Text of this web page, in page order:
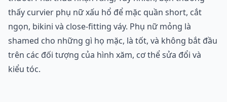
thấy curvier phụ nữ xấu hổ để mặc quần short, cắt
ngọn, bikini và close-fitting váy. Phụ nữ mỏng là
shamed cho những gì họ mặc, là tốt, và không bắt đầu
trên các đối tượng của hình xăm, cơ thể sửa đổi và
kiểu tóc.